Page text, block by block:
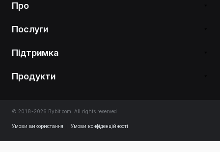
Про
Послуги
Підтримка
Продукти
© 2018-2026 Bybit.com. All rights reserved.
Умови використання Умови конфіденційності